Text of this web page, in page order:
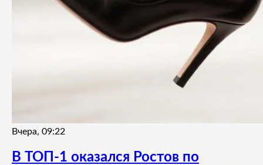
Вчера, 09:22
В ТОП-1 оказался Ростов по